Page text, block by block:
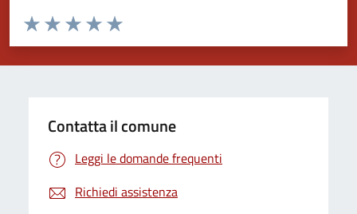
Valuta da 1 a 5 stelle la pagina
Valuta 5 stelle su 5
Valuta 4 stelle su 5
Valuta 3 stelle su 5
Valuta 2 stelle su 5
Valuta 1 stelle su 5
Contatta il comune
Leggi le domande frequenti
Richiedi assistenza